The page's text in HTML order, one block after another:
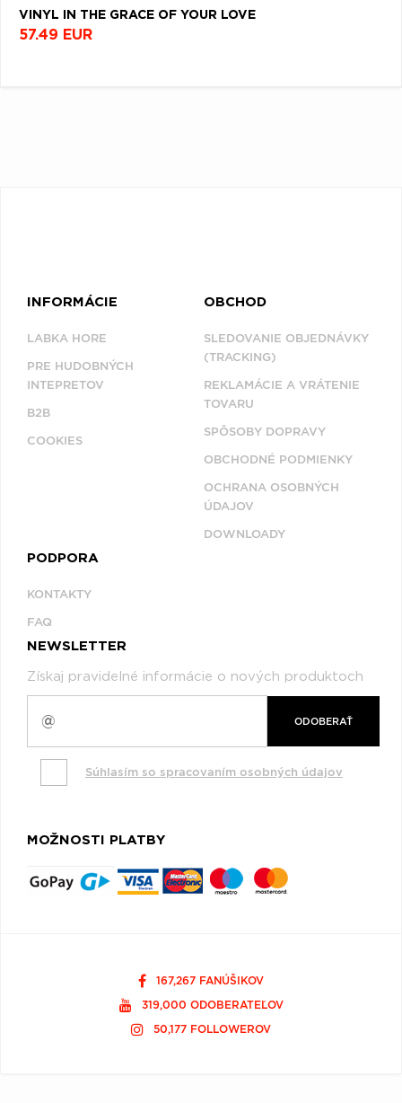
VINYL IN THE GRACE OF YOUR LOVE
57.49 EUR
INFORMÁCIE
LABKA HORE
PRE HUDOBNÝCH
INTEPRETOV
B2B
COOKIES
OBCHOD
SLEDOVANIE OBJEDNÁVKY
(TRACKING)
REKLAMÁCIE A VRÁTENIE
TOVARU
SPÔSOBY DOPRAVY
OBCHODNÉ PODMIENKY
OCHRANA OSOBNÝCH
ÚDAJOV
DOWNLOADY
PODPORA
KONTAKTY
FAQ
NEWSLETTER
Získaj pravidelné informácie o nových produktoch
ODOBERAŤ
Súhlasím so spracovaním osobných údajov
MOŽNOSTI PLATBY
167,267 FANÚŠIKOV
319,000 ODOBERATEĽOV
50,177 FOLLOWEROV